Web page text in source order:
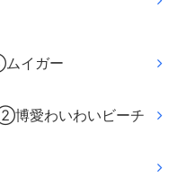
イガー
愛わいわいビーチ